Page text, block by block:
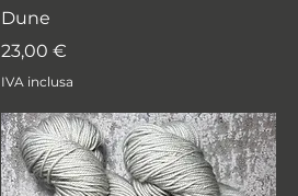
Dune
Prezzo
23,00 €
IVA inclusa